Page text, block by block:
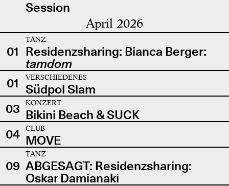
Session
April 2026
01
TANZ
Residenzsharing: Bianca Berger:
tamdom
01
VERSCHIEDENES
Südpol Slam
03
KONZERT
Bikini Beach & SUCK
04
CLUB
MOVE
09
TANZ
ABGESAGT: Residenzsharing:
Oskar Damianaki